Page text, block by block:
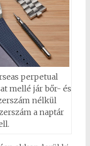
perpetual
mellé jár bőr- és
nélkül
a naptár